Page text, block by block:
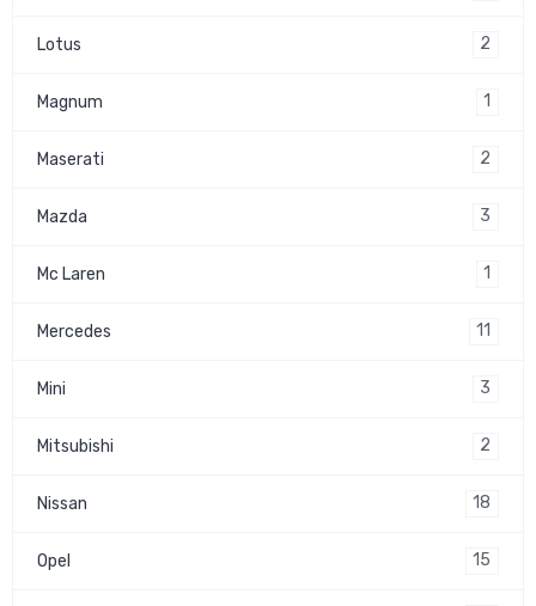
Lotus 2
Magnum 1
Maserati 2
Mazda 3
Mc Laren 1
Mercedes 11
Mini 3
Mitsubishi 2
Nissan 18
Opel 15